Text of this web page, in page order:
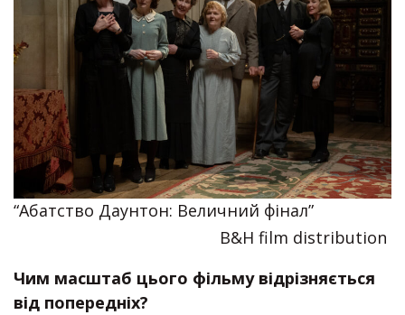
“Абатство Даунтон: Величний фінал”
B&H film distribution
Чим масштаб цього фільму відрізняється
від попередніх?